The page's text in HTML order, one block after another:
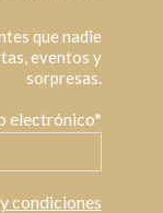
que nadie
eventos y
sorpresas.
electrónico*
condiciones